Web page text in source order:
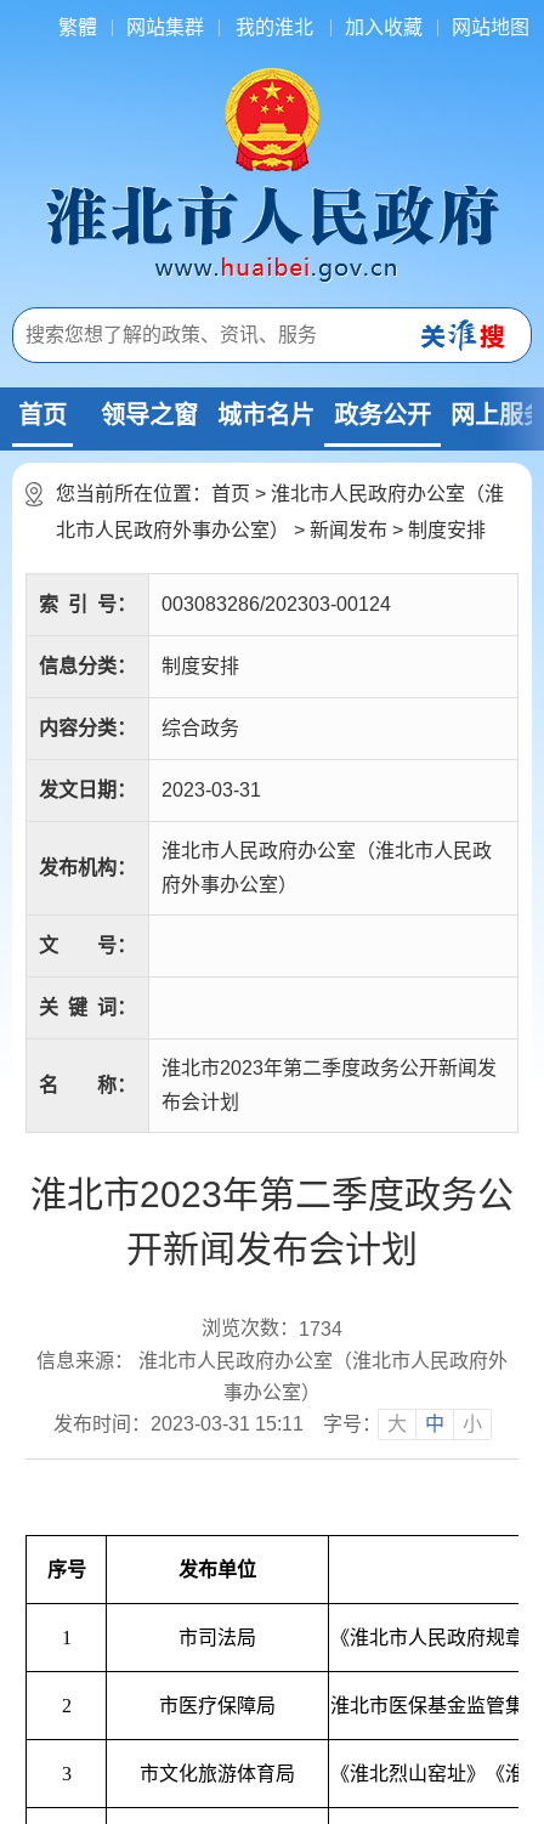
繁體 网站集群 我的淮北 加入收藏 网站地图
首页 领导之窗 城市名片 政务公开 网上服
您当前所在位置： 首页 > 淮北市人民政府办公室（淮
北市人民政府外事办公室）
> 新闻发布 > 制度安排
索 引 号： 003083286/202303-00124
信息分类： 制度安排
内容分类： 综合政务
发文日期： 2023-03-31
发布机构：
淮北市人民政府办公室（淮北市人民政
府外事办公室）
文 号：
关 键 词：
名 称：
淮北市2023年第二季度政务公开新闻发
布会计划
淮北市2023年第二季度政务公
开新闻发布会计划
浏览次数： 1734
信息来源： 淮北市人民政府办公室（淮北市人民政府外
事办公室）
发布时间：2023-03-31 15:11
字号： 大 中 小
序号 发布单位
1 市司法局 《淮北市人民政府规章
2 市医疗保障局 淮北市医保基金监管集
3 市文化旅游体育局 《淮北烈山窑址》《淮